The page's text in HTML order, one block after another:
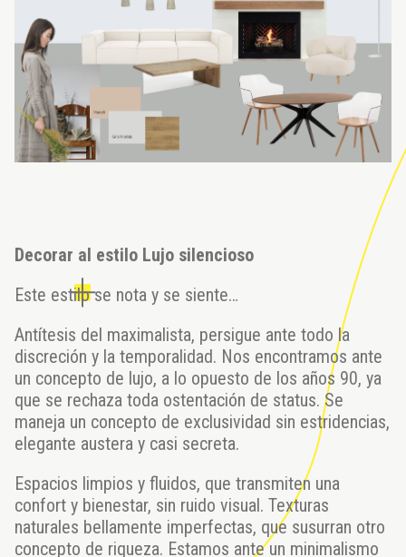
Decorar al estilo Lujo silencioso
Este estilo se nota y se siente…
Antítesis del maximalista, persigue ante todo la
discreción y la temporalidad. Nos encontramos ante
un concepto de lujo, a lo opuesto de los años 90, ya
que se rechaza toda ostentación de status. Se
maneja un concepto de exclusividad sin estridencias,
elegante austera y casi secreta.
Espacios limpios y fluidos, que transmiten una
confort y bienestar, sin ruido visual. Texturas
naturales bellamente imperfectas, que susurran otro
concepto de riqueza. Estamos ante un minimalismo